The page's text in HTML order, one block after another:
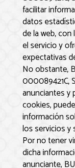
facilitar
datos
de la web,
el servicio y
expectativas
No obstante,
000089421C,
anunciantes y
cookies,
información
los servicios y
Por no tener
dicha
anunciante,